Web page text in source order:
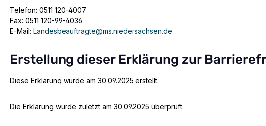
Telefon: 0511 120-4007
Fax: 0511 120-99-4036
E-Mail: Landesbeauftragte@ms.niedersachsen.de
Erstellung dieser Erklärung zur
Diese Erklärung wurde am 30.09.2025 erstellt.
Die Erklärung wurde zuletzt am 30.09.2025 überprüft.